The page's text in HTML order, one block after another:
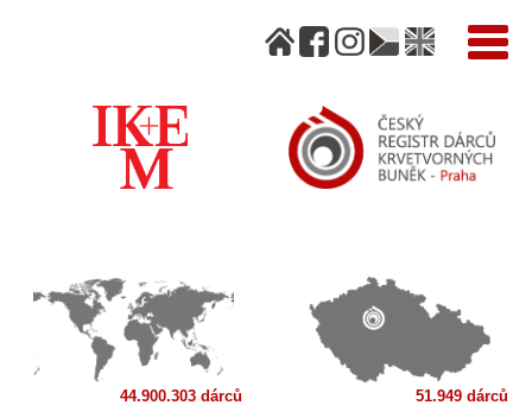
44.900.303 dárců 51.949 dárců